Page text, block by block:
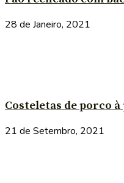
28 de Janeiro, 2021
Costeletas de porco
21 de Setembro, 2021